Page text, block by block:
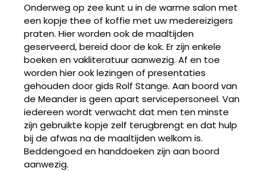
Onderweg op zee kunt u in de warme salon met
een kopje thee of koffie met uw medereizigers
praten. Hier worden ook de maaltijden
geserveerd, bereid door de kok. Er zijn enkele
boeken en vakliteratuur aanwezig. Af en toe
worden hier ook lezingen of presentaties
gehouden door gids Rolf Stange. Aan boord van
de Meander is geen apart servicepersoneel. Van
iedereen wordt verwacht dat men ten minste
zijn gebruikte kopje zelf terugbrengt en dat hulp
bij de afwas na de maaltijden welkom is.
Beddengoed en handdoeken zijn aan boord
aanwezig.